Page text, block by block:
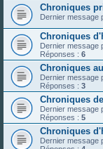
Chroniques
Dernier message
Chroniques
Dernier message
Réponses : 6
Chroniques
Dernier message
Réponses : 3
Chroniques
Dernier message
Réponses : 5
Chroniques
Dernier message